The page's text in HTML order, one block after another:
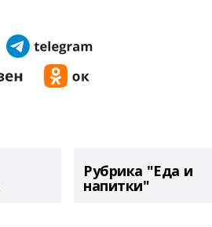
Рубрика "Еда и
напитки"